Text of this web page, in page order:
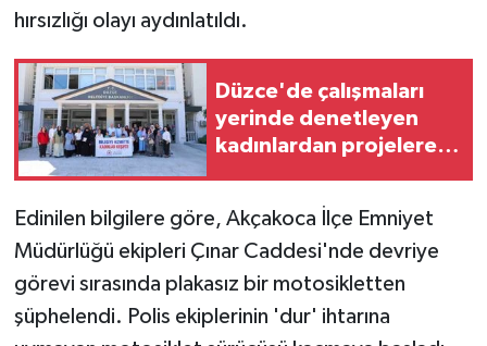
hırsızlığı olayı aydınlatıldı.
Düzce'de çalışmaları
yerinde denetleyen
kadınlardan projelere
Edinilen bilgilere göre, Akçakoca İlçe Emniyet
Müdürlüğü ekipleri Çınar Caddesi'nde devriye
görevi sırasında plakasız bir motosikletten
şüphelendi. Polis ekiplerinin 'dur' ihtarına
İNSAN
İş Dünyası
Kadın
KÜLTÜR SANAT